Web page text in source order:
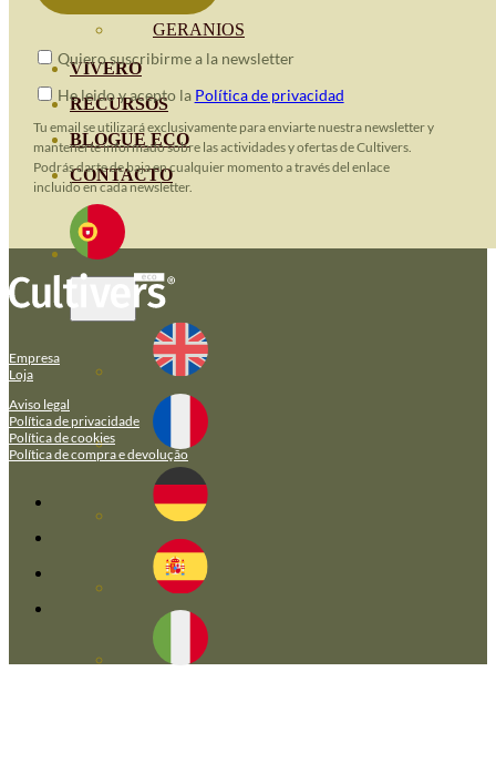
GERANIOS
VIVERO
RECURSOS
BLOGUE ECO
CONTACTO
Quiero suscribirme a la newsletter
He leido y acepto la Política de privacidad
Tu email se utilizará exclusivamente para enviarte nuestra newsletter y
mantenerte informado sobre las actividades y ofertas de Cultivers.
Podrás darte de baja en cualquier momento a través del enlace
incluido en cada newsletter.
Empresa
Loja
Aviso legal
Política de privacidade
Política de cookies
Política de compra e devolução